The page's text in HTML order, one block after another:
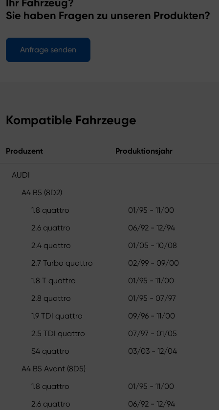
Ihr Fahrzeug?
Sie haben Fragen zu unseren Produkten?
Anfrage senden
Kompatible Fahrzeuge
Produzent Produktionsjahr
AUDI
A4 B5 (8D2)
1.8 quattro
01/95 - 11/00
2.6 quattro
06/92 - 12/94
2.4 quattro
01/05 - 10/08
2.7 Turbo quattro
02/99 - 09/00
1.8 T quattro
01/95 - 11/00
2.8 quattro
01/95 - 07/97
1.9 TDI quattro
09/96 - 11/00
2.5 TDI quattro
07/97 - 01/05
S4 quattro
03/03 - 12/04
A4 B5 Avant (8D5)
1.8 quattro
01/95 - 11/00
2.6 quattro
06/92 - 12/94